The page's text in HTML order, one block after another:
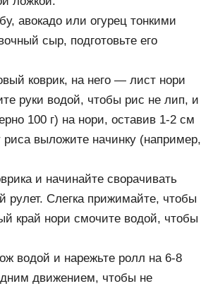
авокадо или огурец тонкими
сыр, подготовьте его
коврик, на него — лист нори
руки водой, чтобы рис не лип, и
100 г) на нори, оставив 1-2 см
риса выложите начинку (например,
и начинайте сворачивать
рулет. Слегка прижимайте, чтобы
край нори смочите водой, чтобы
водой и нарежьте ролл на 6-8
движением, чтобы не